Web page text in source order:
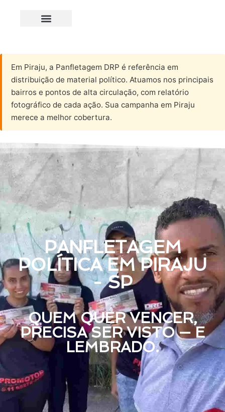
Em Piraju, a Panfletagem DRP é referência em
distribuição de material político. Atuamos nos principais
bairros e pontos de alta circulação, com relatório
fotográfico de cada ação. Sua campanha em Piraju
merece a melhor cobertura.
PANFLETAGEM
POLÍTICA EM PIRAJU
- SP
QUEM QUER VENCER,
PRECISA SER VISTO — E
LEMBRADO.